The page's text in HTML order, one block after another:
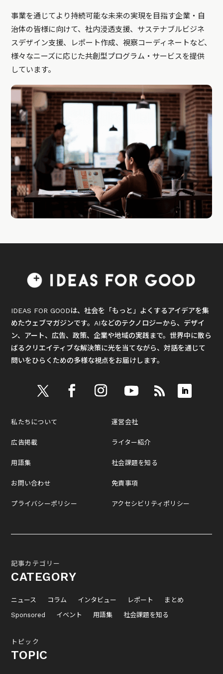
事業を通じてより持続可能な未来の実現を目指す企業・自
治体の皆様に向けて、社内浸透支援、サステナブルビジネ
スデザイン支援、レポート作成、視察コーディネートなど、
様々なニーズに応じた共創型プログラム・サービスを提供
しています。
IDEAS FOR GOODは、社会を「もっと」よくするアイデアを集
めたウェブマガジンです。AIなどのテクノロジーから、デザイ
ン、アート、広告、政策、企業や地域の実践まで。世界中に散ら
ばるクリエイティブな解決策に光を当てながら、対話を通じて
問いをひらくための多様な視点をお届けします。
私たちについて
広告掲載
用語集
お問い合わせ
プライバシーポリシー
運営会社
ライター紹介
社会課題を知る
免責事項
アクセシビリティポリシー
記事カテゴリー
CATEGORY
ニュース コラム インタビュー レポート
まとめ
Sponsored
イベント 用語集 社会課題を知る
トピック
TOPIC